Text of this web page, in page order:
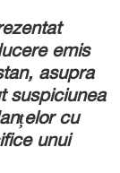
emis
asupra
suspiciunea
cu
unui